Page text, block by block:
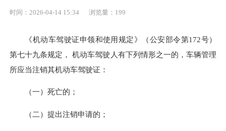
时间：2026-04-14 15:34 浏览量：199
《机动车驾驶证申领和使用规定》（公安部令第172号）
第七十九条规定， 机动车驾驶人有下列情形之一的，车辆管理
所应当注销其机动车驾驶证：
（一）死亡的；
（二）提出注销申请的；